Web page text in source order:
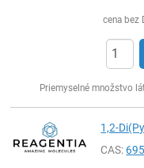
cena bez
Priemyselné množstvo
1,2-
CAS: